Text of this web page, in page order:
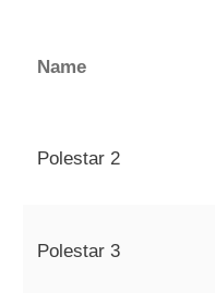
Name
Polestar 2
Polestar 3